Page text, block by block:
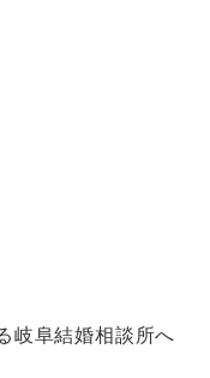
岐阜結婚相談所へ